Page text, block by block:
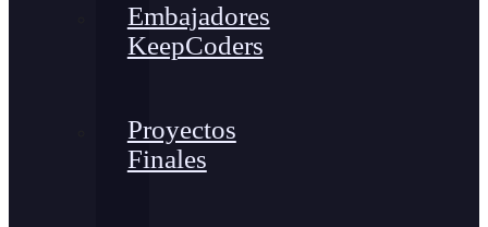
Embajadores
KeepCoders
Proyectos
Finales